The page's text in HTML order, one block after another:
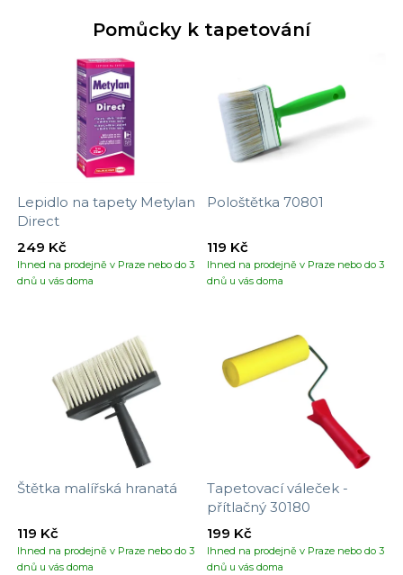
Pomůcky k tapetování
Lepidlo na tapety Metylan
Direct
Ihned na prodejně v Praze nebo do 3
dnů u vás doma
249 Kč
Pološtětka 70801
Ihned na prodejně v Praze nebo do 3
dnů u vás doma
119 Kč
Štětka malířská hranatá
Ihned na prodejně v Praze nebo do 3
dnů u vás doma
119 Kč
Tapetovací váleček -
přítlačný 30180
Ihned na prodejně v Praze nebo do 3
dnů u vás doma
199 Kč